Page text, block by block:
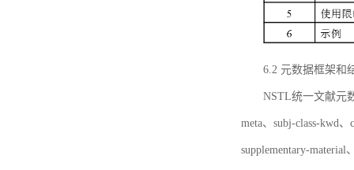
6.2 元数据框架和
NSTL统一文献元
meta、subj-class-kwd
supplementary-